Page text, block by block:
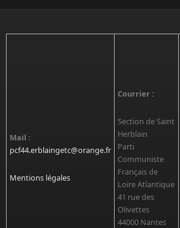
Mail :
pcf44.erblaingetc@orange.fr
Mentions légales
Courrier :
Section de Saint
Herblain
Parti
Communiste
Français de
Loire Atlantique
41 rue des
Olivettes
44000 Nantes